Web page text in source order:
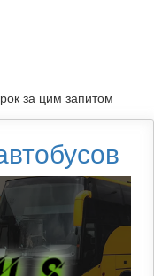
за цим запитом